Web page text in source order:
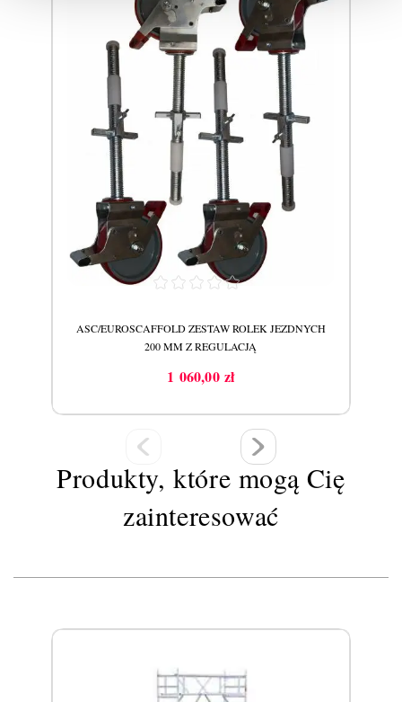
ASC/EUROSCAFFOLD ZESTAW ROLEK JEZDNYCH
200 MM Z REGULACJĄ
Cena
1 060,00 zł
Produkty, które mogą Cię
zainteresować